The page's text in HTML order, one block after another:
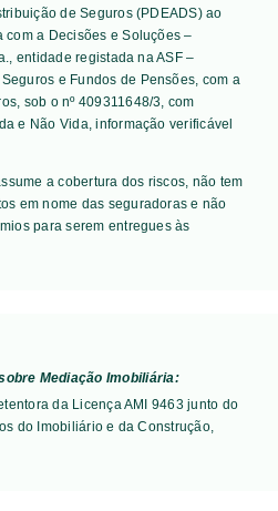
de Seguros (PDEADS) ao
a Decisões e Soluções –
entidade registada na ASF –
e Fundos de Pensões, com a
sob o nº 409311648/3, com
e Não Vida, informação verificável
a cobertura dos riscos, não tem
em nome das seguradoras e não
para serem entregues às
Mediação Imobiliária:
da Licença AMI 9463 junto do
do Imobiliário e da Construção,